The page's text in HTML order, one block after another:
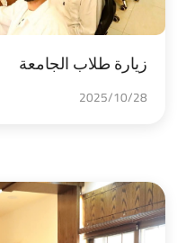
زيارة طلاب الجامعة
2025/10/28